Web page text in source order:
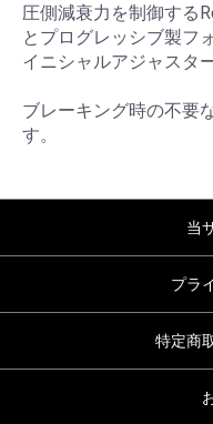
圧側減衰力を制御する
とプログレッシブ製フ
イニシャルアジャスタ
ブレーキング時の不要
す。
当
プラ
特定商